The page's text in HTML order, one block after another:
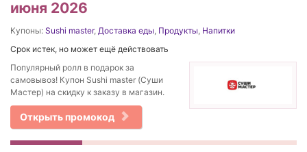
июня 2026
Купоны: Sushi master, Доставка еды, Продукты, Напитки
Срок истек, но может ещё действовать
Популярный ролл в подарок за
самовывоз! Купон Sushi master (Суши
Мастер) на скидку к заказу в магазин.
Открыть промокод